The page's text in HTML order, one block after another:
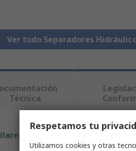
Ver todo Separadores
Técnica
seleccionando uno o varios
Respetamos tu
Utilizamos cookies y otras